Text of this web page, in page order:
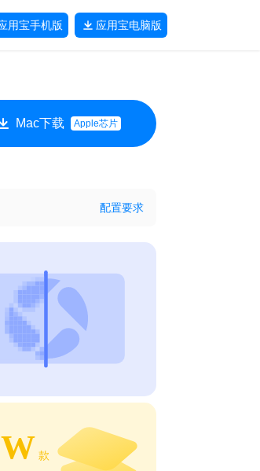
用宝手机版 应用宝电脑版
Mac下载 Apple芯片
配置要求
款